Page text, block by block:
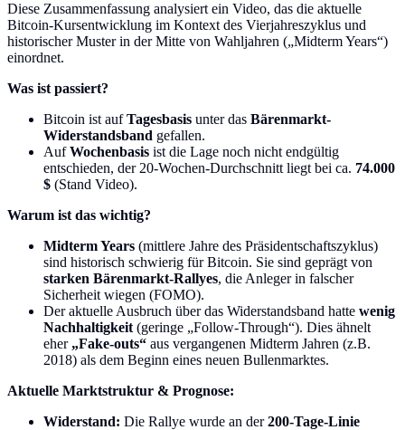
Diese Zusammenfassung analysiert ein Video, das die aktuelle
Bitcoin-Kursentwicklung im Kontext des Vierjahreszyklus und
historischer Muster in der Mitte von Wahljahren („Midterm Years“)
einordnet.
Was ist passiert?
Bitcoin ist aufTagesbasis unter das Bärenmarkt-
Widerstandsband gefallen.
AufWochenbasis ist die Lage noch nicht endgültig
entschieden, der 20-Wochen-Durchschnitt liegt bei ca. 74.000
$ (Stand Video).
Warum ist das wichtig?
Midterm Years (mittlere Jahre des Präsidentschaftszyklus)
sind historisch schwierig für Bitcoin. Sie sind geprägt von
starken Bärenmarkt-Rallyes, die Anleger in falscher
Sicherheit wiegen (FOMO).
Der aktuelle Ausbruch über das Widerstandsband hatte wenig
Nachhaltigkeit (geringe „Follow-Through“). Dies ähnelt
eher „Fake-outs“ aus vergangenen Midterm Jahren (z.B.
2018) als dem Beginn eines neuen Bullenmarktes.
Aktuelle Marktstruktur & Prognose:
Widerstand: Die Rallye wurde an der200-Tage-Linie